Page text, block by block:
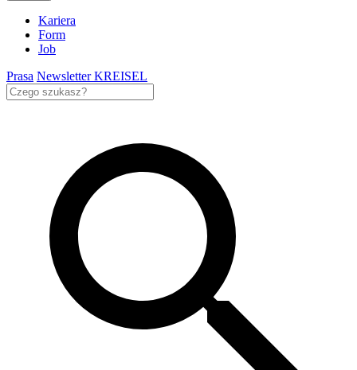
Kariera
Form
Job
Prasa Newsletter KREISEL